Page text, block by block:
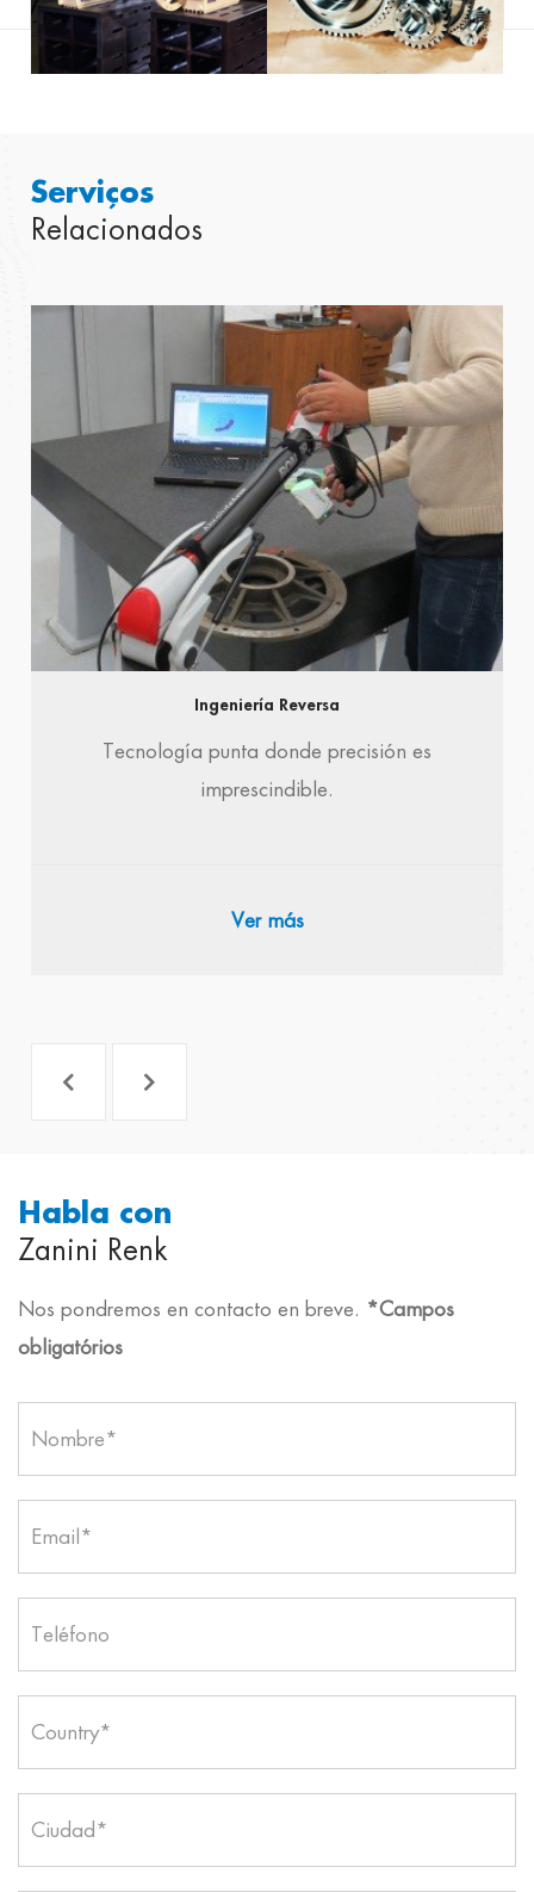
Serviços
Relacionados
Ingeniería Reversa
Tecnología punta donde precisión es
imprescindible.
Ver más
Habla con
Zanini Renk
Nos pondremos en contacto en breve. *Campos
obligatórios
Nombre*
Email*
Teléfono
Country*
Ciudad*